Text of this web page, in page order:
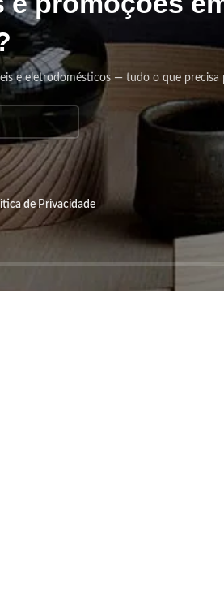
e eletrodomésticos — tudo o que precisa
de Privacidade